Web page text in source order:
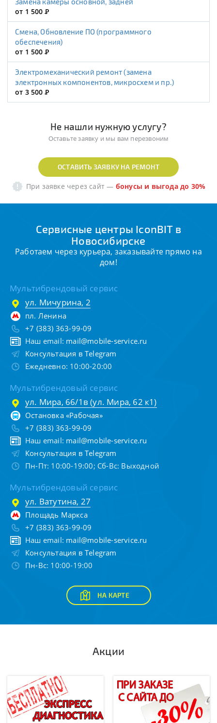
от 1 500Р
Смена, Обновление ПО (программного
обеспечения)
от 1 500Р
Электромеханический ремонт (замена
электронных компонентов, микросхем и пр.)
от 3 500Р
Не нашли нужную услугу?
Оставьте заявку и мы вам перезвоним
ОСТАВИТЬ ЗАЯВКУ НА РЕМОНТ
При заявке через сайт — бонусы и выгода до 30%
Сервисные центры IconBIT в
Новосибирске
Работаем через курьера, заказывайте прямо на
дом!
Мультибрендовый сервис
ул. Мичурина, 2
пл. Ленина
+7 (383) 363-99-09
Наш email: mail@mobile-service.ru
Консультация в Telegram
Ежедневно: 10:00-20:00
Мультибрендовый сервис
ул. Мира, 66/1в (ул. Мира, 62 к1)
Остановка «Рабочая»
+7 (383) 363-99-09
Наш email: mail@mobile-service.ru
Консультация в Telegram
Пн-Пт: 10:00-19:00; Сб-Вс: Выходной
Мультибрендовый сервис
ул. Ватутина, 27
Площадь Маркса
+7 (383) 363-99-09
Наш email: mail@mobile-service.ru
Консультация в Telegram
Пн-Вс: 10:00-19:00
НА КАРТЕ
Акции